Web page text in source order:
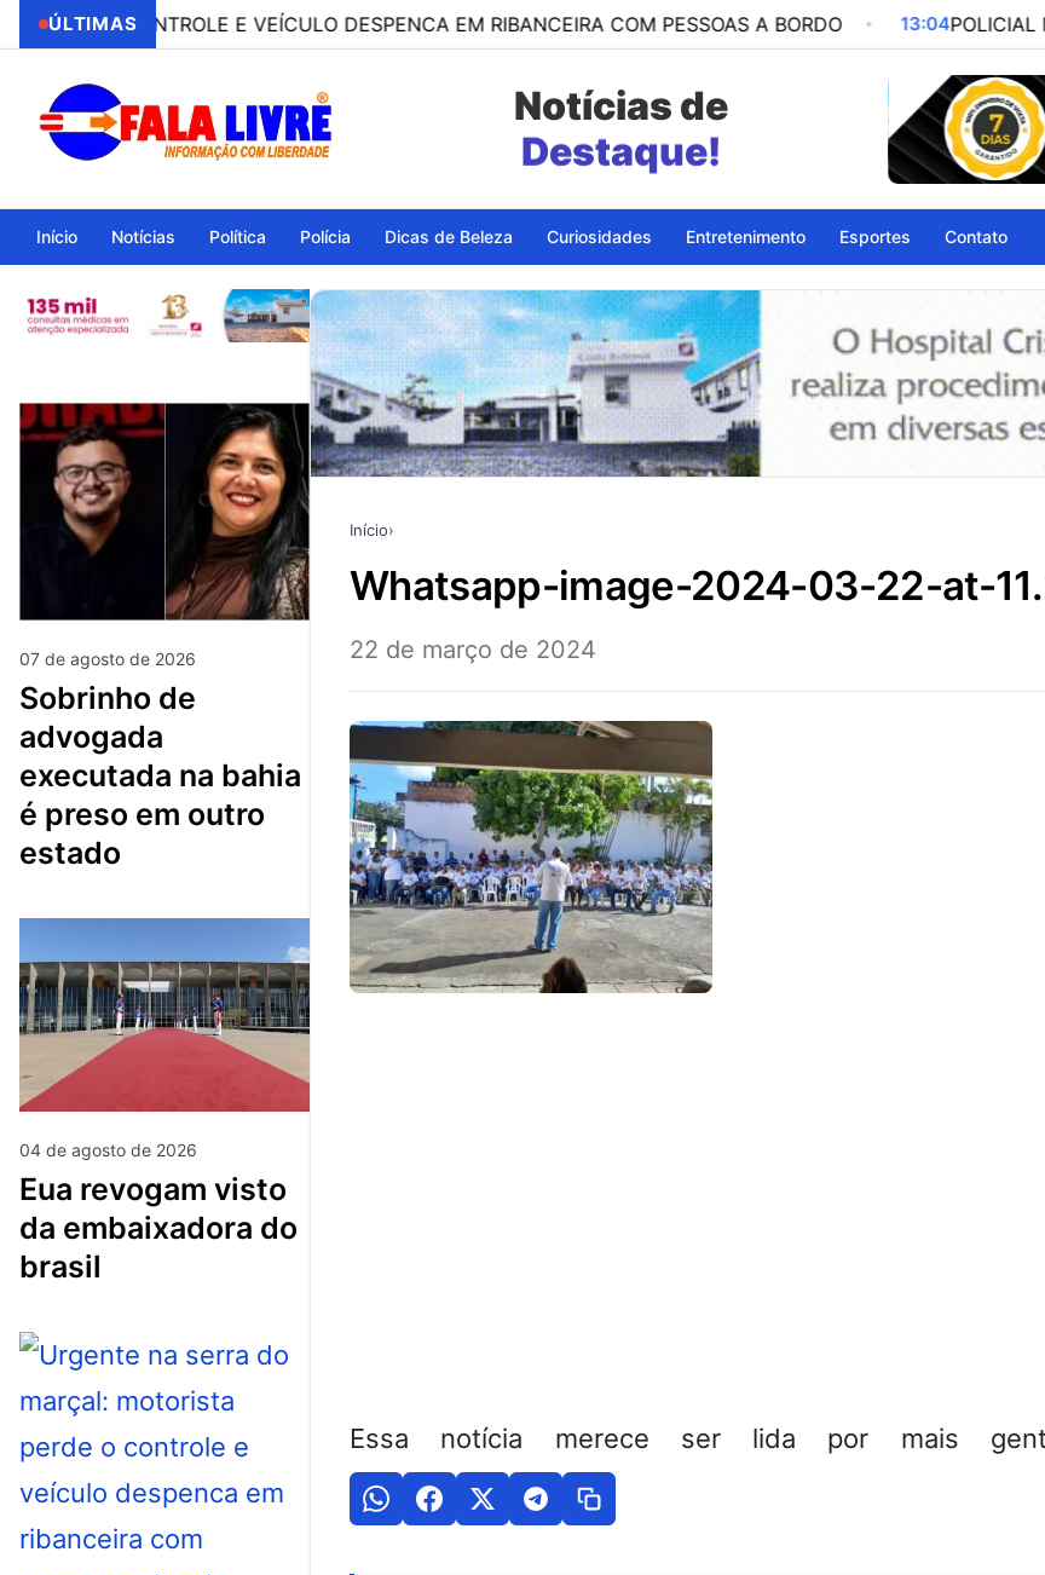
ÚLTIMASE VEÍCULO DESPENCA EM RIBANCEIRA COM PESSOAS A BORDO 13:04POLICIAL MILITAR É
Notícias de
Itapetinga - BA
Início Notícias Política Polícia Dicas de Beleza Curiosidades Entretenimento Esportes Contato
07 de agosto de 2026
sobrinho de
advogada
executada na bahia
é preso em outro
estado
04 de agosto de 2026
eua revogam visto
da embaixadora do
brasil
Início›
whatsapp-image-2024-03-22-at-
22 de março de 2024
Essa notícia merece ser lida por mais